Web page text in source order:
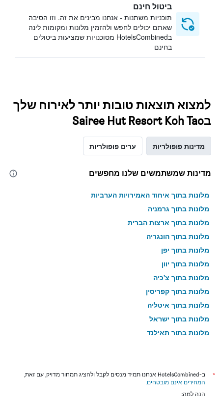
ביטול חינם
תוכניות משתנות - אנחנו מבינים את זה. וזו הסיבה
שאתם יכולים לחפש ולהזמין מלונות ומקומות לינה
בHotelsCombined מסוכנויות שמציעות ביטולים
בחינם
למצוא תוצאות טובות יותר לאירוח שלך
בSairee Hut Resort Koh Tao
מדינות פופולריות ערים פופולריות
מדינות שמשתמשים שלנו מחפשים
מלונות בתוך איחוד האמירויות הערביות
מלונות בתוך גרמניה
מלונות בתוך ארצות הברית
מלונות בתוך הונגריה
מלונות בתוך יפן
מלונות בתוך יוון
מלונות בתוך צ'כיה
מלונות בתוך קפריסין
מלונות בתוך איטליה
מלונות בתוך ישראל
מלונות בתוך תאילנד
*
ב-HotelsCombined אנחנו תמיד מנסים לקבל ולהציג תמחור מדויק, עם זאת,
המחירים אינם מובטחים.
הנה למה: